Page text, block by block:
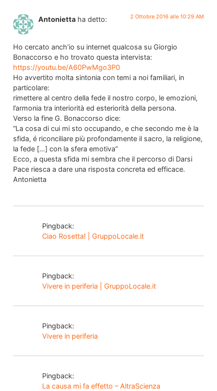
Antonietta ha detto: 2 Ottobre 2016 alle 10:29 AM
Ho cercato anch’io su internet qualcosa su Giorgio
Bonaccorso e ho trovato questa intervista:
https://youtu.be/A60PwMgo3P0
Ho avvertito molta sintonia con temi a noi familiari, in
particolare:
rimettere al centro della fede il nostro corpo, le emozioni,
l’armonia tra interiorità ed esteriorità della persona.
Verso la fine G. Bonaccorso dice:
“La cosa di cui mi sto occupando, e che secondo me è la
sfida, é riconciliare più profondamente il sacro, la religione,
la fede […] con la sfera emotiva”
Ecco, a questa sfida mi sembra che il percorso di Darsi
Pace riesca a dare una risposta concreta ed efficace.
Antonietta
Pingback:
Ciao Rosetta! | GruppoLocale.it
Pingback:
Vivere in periferia | GruppoLocale.it
Pingback:
Vivere in periferia
Pingback:
La causa mi fa effetto – AltraScienza